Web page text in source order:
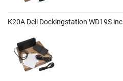
K20A Dell Dockingstation WD19S